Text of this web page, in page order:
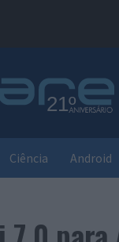
Ciência Android